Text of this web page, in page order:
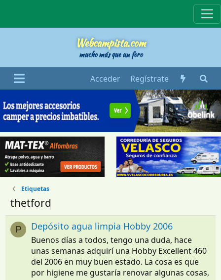
Webcampista.com
mucho más que un foro
Acceder Regístrate
Etiquetas
thetford
P Depósito agua limpia Hobby 2006
Buenos días a todos, tengo una duda, hace
unas semanas adquirí una Hobby Excellent 460
del 2006 en muy buen estado. La cosa es que
por higiene me gustaría renovar algunas cosas,